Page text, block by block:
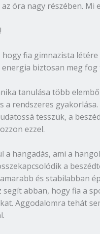
óra nagy részében. Mi
hogy fia gimnazista
biztosan meg fog
tanulása több
a rendszeres
tesszük, a
ezzel.
a hangadás, ami a
a
és stabilabban
segít abban, hogy fia a
Aggodalomra tehát